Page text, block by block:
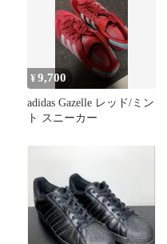
¥9,700
adidas Gazelle レッド/ミン
ト スニーカー